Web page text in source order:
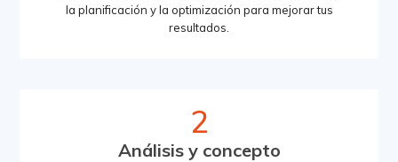
la planificación y la optimización para mejorar tus
resultados.
2
Análisis y concepto